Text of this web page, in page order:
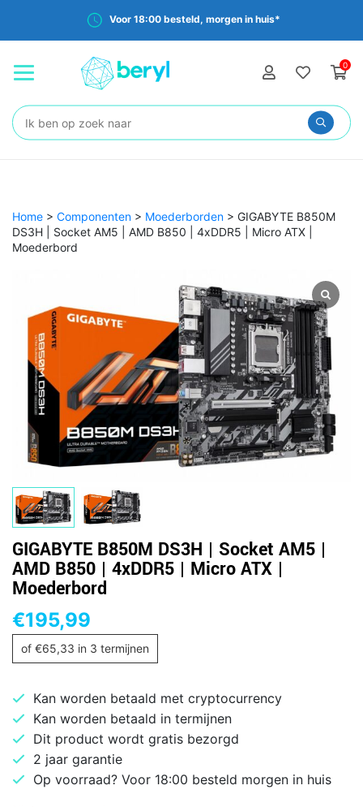
Voor 18:00 besteld, morgen in huis*
0
Zoeken:
Home > Componenten > Moederborden > GIGABYTE B850M
DS3H | Socket AM5 | AMD B850 | 4xDDR5 | Micro ATX |
Moederbord
GIGABYTE B850M DS3H | Socket AM5 |
AMD B850 | 4xDDR5 | Micro ATX |
Moederbord
€195,99
of €65,33 in 3 termijnen
Kan worden betaald met cryptocurrency
Kan worden betaald in termijnen
Dit product wordt gratis bezorgd
2 jaar garantie
Op voorraad? Voor 18:00 besteld morgen in huis